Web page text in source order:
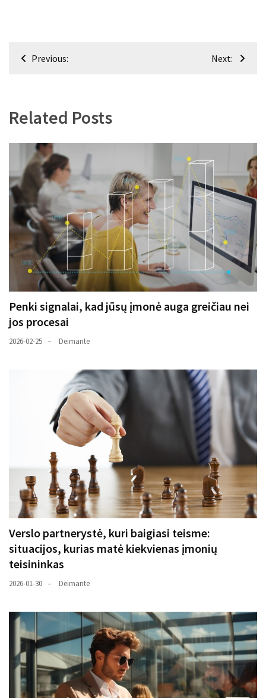
Navigacija
Previous: Next:
Related Posts
Penki signalai, kad jūsų įmonė auga greičiau nei
jos procesai
2026-02-25 Deimante
Verslo partnerystė, kuri baigiasi teisme:
situacijos, kurias matė kiekvienas įmonių
teisininkas
2026-01-30 Deimante